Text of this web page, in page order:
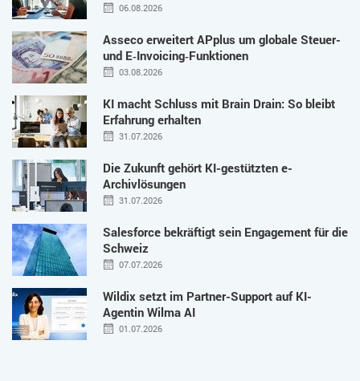
06.08.2026
Asseco erweitert APplus um globale Steuer-
und E‑Invoicing‑Funktionen
03.08.2026
KI macht Schluss mit Brain Drain: So bleibt
Erfahrung erhalten
31.07.2026
Die Zukunft gehört KI-gestützten e-
Archivlösungen
31.07.2026
Salesforce bekräftigt sein Engagement für die
Schweiz
07.07.2026
Wildix setzt im Partner-Support auf KI-
Agentin Wilma AI
01.07.2026